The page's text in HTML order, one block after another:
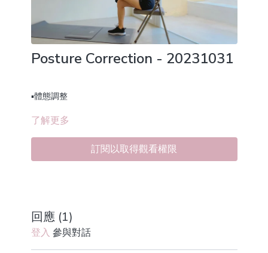
Posture Correction - 20231031
▪️體態調整
🔥燃燒220大卡
在這堂體態調整課，要帶大家一起細心照顧我們的脊
椎，讓我們的脊椎在一個最正確的位置做啟動、活動度
了解更多
訂閱以取得觀看權限
回應 (1)
登入 參與對話